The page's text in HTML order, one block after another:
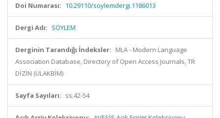
Doi Numarası: 10.29110/soylemdergi.1186013
Dergi Adı: SÖYLEM
Derginin Tarandığı İndeksler: MLA - Modern Language
Association Database, Directory of Open Access Journals, TR
DİZİN (ULAKBİM)
Sayfa Sayıları: ss.42-54